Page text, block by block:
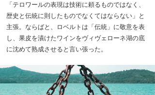
「テロワールの表現は技術に頼るものではなく、
歴史と伝統に則したものでなくてはならない」と
主張。ならばと、ロベルトは「伝統」に敬意を表
し、果皮を漬けたワインをヴィヴェローネ湖の底
に沈めて熟成させると言い張った。